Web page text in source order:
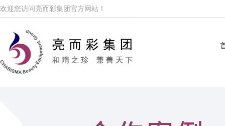
欢迎您访问亮而彩集团官方网站！